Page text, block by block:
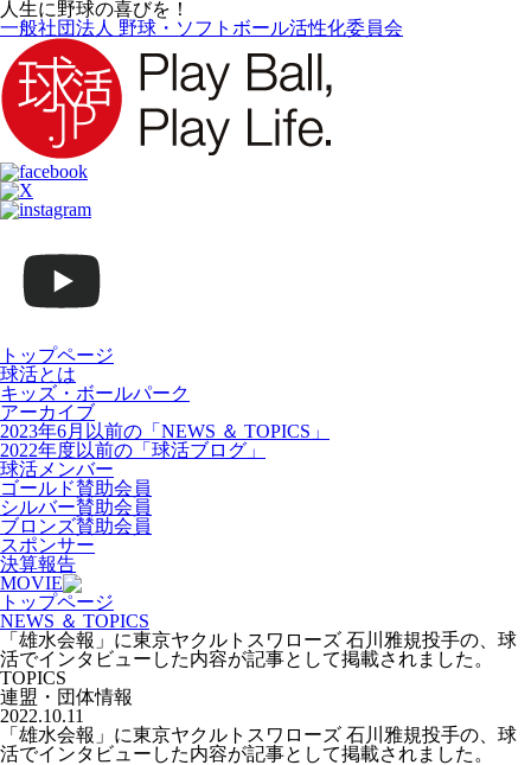
人生に野球の喜びを！
一般社団法人 野球・ソフトボール活性化委員会
トップページ
球活とは
キッズ・ボールパーク
アーカイブ
2023年6月以前の「NEWS ＆ TOPICS」
2022年度以前の「球活ブログ」
球活メンバー
ゴールド賛助会員
シルバー賛助会員
ブロンズ賛助会員
スポンサー
決算報告
MOVIE
トップページ
NEWS ＆ TOPICS
「雄水会報」に東京ヤクルトスワローズ 石川雅規投手の、球
活でインタビューした内容が記事として掲載されました。
TOPICS
連盟・団体情報
2022.10.11
「雄水会報」に東京ヤクルトスワローズ 石川雅規投手の、球
活でインタビューした内容が記事として掲載されました。